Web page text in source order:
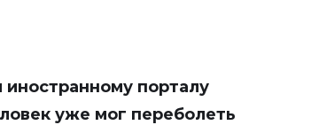
иностранному порталу
уже мог переболеть